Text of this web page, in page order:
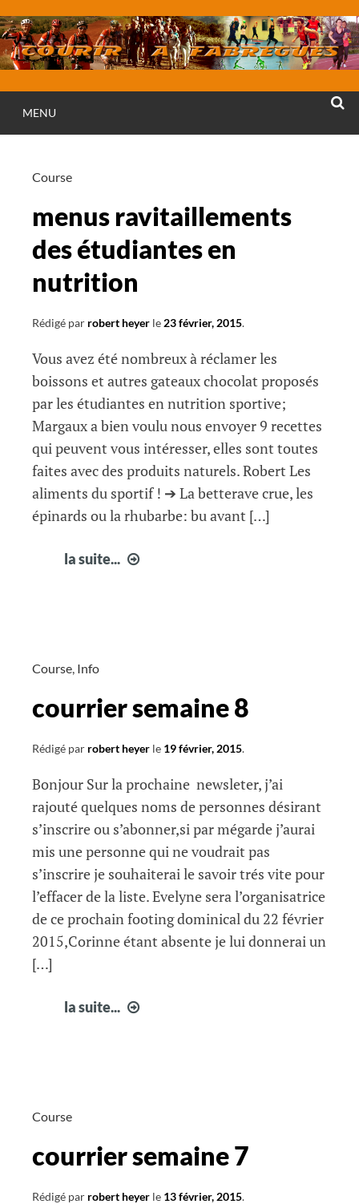
au
contenu
MENU
Course
menus ravitaillements
des étudiantes en
nutrition
Rédigé par robert heyer le 23 février, 2015.
Vous avez été nombreux à réclamer les
boissons et autres gateaux chocolat proposés
par les étudiantes en nutrition sportive;
Margaux a bien voulu nous envoyer 9 recettes
qui peuvent vous intéresser, elles sont toutes
faites avec des produits naturels. Robert Les
aliments du sportif ! ➔ La betterave crue, les
épinards ou la rhubarbe: bu avant […]
la suite...
Course, Info
courrier semaine 8
Rédigé par robert heyer le 19 février, 2015.
Bonjour Sur la prochaine newsleter, j’ai
rajouté quelques noms de personnes désirant
s’inscrire ou s’abonner,si par mégarde j’aurai
mis une personne qui ne voudrait pas
s’inscrire je souhaiterai le savoir trés vite pour
l’effacer de la liste. Evelyne sera l’organisatrice
de ce prochain footing dominical du 22 février
2015,Corinne étant absente je lui donnerai un
[…]
la suite...
Course
courrier semaine 7
Rédigé par robert heyer le 13 février, 2015.